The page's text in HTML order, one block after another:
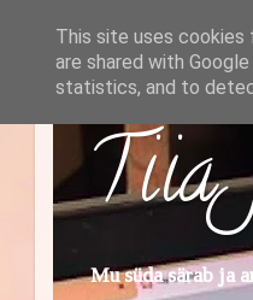
Tiia
Mu süda särab ja
This site uses cookies
are shared with
statistics, and to